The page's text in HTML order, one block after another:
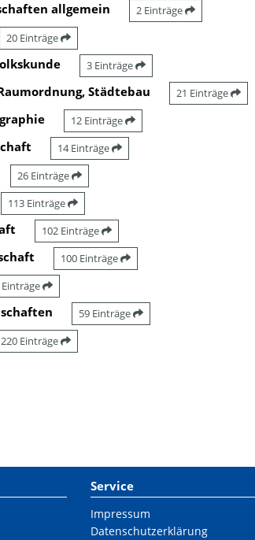
allgemein 2 Einträge
20 Einträge
3 Einträge
Städtebau 21 Einträge
12 Einträge
14 Einträge
26 Einträge
113 Einträge
102 Einträge
100 Einträge
59 Einträge
220 Einträge
Service
Impressum
Datenschutzerklärung